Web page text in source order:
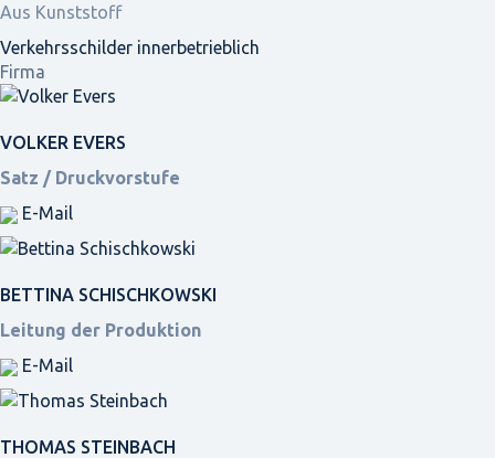
Aus Kunststoff
Verkehrsschilder innerbetrieblich
Firma
VOLKER EVERS
Satz / Druckvorstufe
E-Mail
BETTINA SCHISCHKOWSKI
Leitung der Produktion
E-Mail
THOMAS STEINBACH